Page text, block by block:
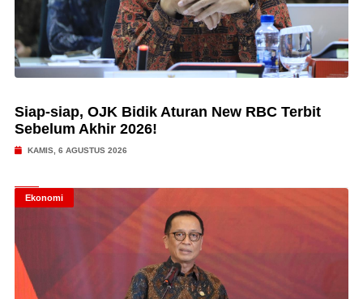
Siap-siap, OJK Bidik Aturan New RBC Terbit
Sebelum Akhir 2026!
KAMIS, 6 AGUSTUS 2026
Ekonomi